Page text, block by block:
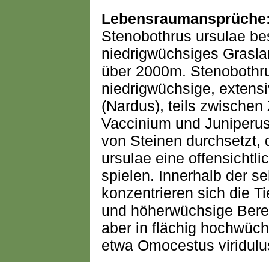
Stenobothrus ursulae
niedrigwüchsiges
über 2000m.
niedrigwüchsige,
(Nardus), teils
Vaccinium und
von Steinen durchsetzt,
ursulae eine
spielen. Innerhalb der
konzentrieren sich die
und höherwüchsige
aber in flächig
etwa Omocestus